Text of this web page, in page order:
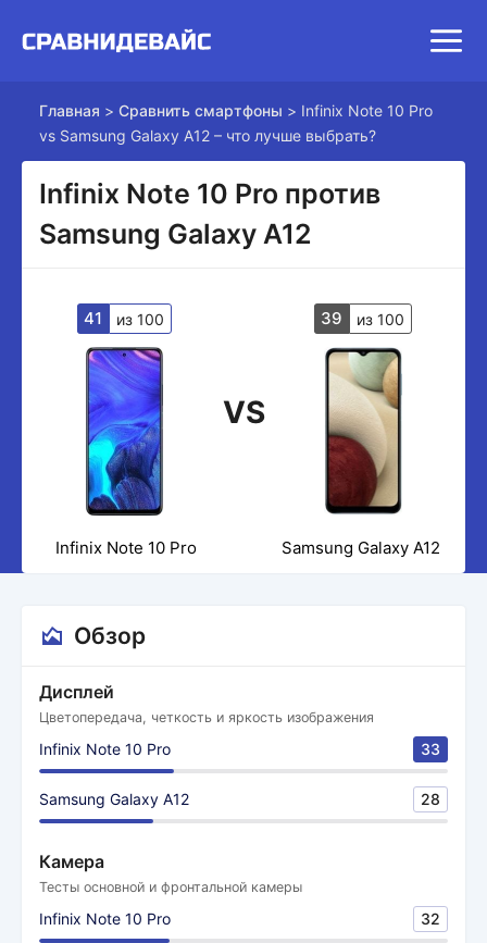
Главная > Сравнить смартфоны > Infinix Note 10 Pro
vs Samsung Galaxy A12 – что лучше выбрать?
Infinix Note 10 Pro против
Samsung Galaxy A12
41 из 100
VS
39 из 100
Infinix Note 10 Pro Samsung Galaxy A12
Обзор
Дисплей
Цветопередача, четкость и яркость изображения
Infinix Note 10 Pro 33
Samsung Galaxy A12 28
Камера
Тесты основной и фронтальной камеры
Infinix Note 10 Pro 32